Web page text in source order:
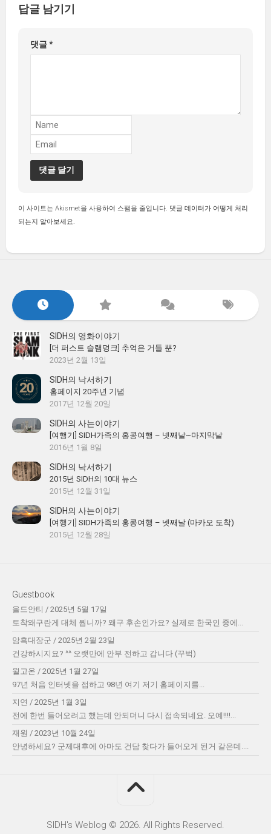
답글 남기기
댓글*
이 사이트는 Akismet을 사용하여 스팸을 줄입니다. 댓글 데이터가 어떻게 처리
되는지 알아보세요.
SIDH의 영화이야기
[더 퍼스트 슬램덩크] 추억은 거들 뿐?
2023년 2월 13일
SIDH의 낙서하기
홈페이지 20주년 기념
2017년 12월 20일
SIDH의 사는이야기
[여행기] SIDH가족의 홍콩여행 – 넷째날~마지막날
2016년 1월 8일
SIDH의 낙서하기
2015년 SIDH의 10대 뉴스
2015년 12월 31일
SIDH의 사는이야기
[여행기] SIDH가족의 홍콩여행 – 넷째날 (마카오 도착)
2015년 12월 28일
Guestbook
올드안티 / 2025년 5월 17일
토착왜구란게 대체 뭡니까? 왜구 후손인가요? 실제로 한국인 중에...
암흑대장군 / 2025년 2월 23일
건강하시지요? ^^ 오랫만에 안부 전하고 갑니다 (꾸벅)
윌고온 / 2025년 1월 27일
97년 처음 인터넷을 접하고 98년 여기 저기 홈페이지를...
지연 / 2025년 1월 3일
전에 한번 들어오려고 했는데 안되더니 다시 접속되네요. 오예!!!!...
재원 / 2023년 10월 24일
안녕하세요? 군제대후에 아마도 건담 찾다가 들어오게 된거 같은데....
SIDH′s Weblog © 2026. All Rights Reserved.